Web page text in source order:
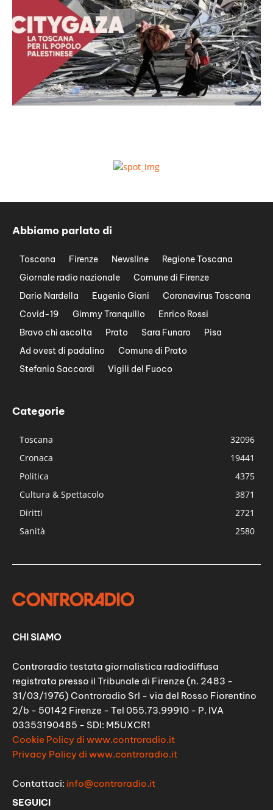
Abbiamo parlato di
Toscana Firenze Newsline
Regione Toscana
Giornale radio nazionale
Comune di Firenze
Dario Nardella
Eugenio Giani
Coronavirus Toscana
Covid-19
Gimmy Tranquillo
Enrico Rossi
Bravo chi ascolta
Prato Sara Funaro
Pisa
Ad ovest di padalino
Comune di Prato
Stefania Saccardi
Vigili del Fuoco
Categorie
Toscana
32096
Cronaca
19441
Politica
4375
Cultura & Spettacolo
3871
Diritti
2721
Sanità
2580
CHI SIAMO
Controradio testata giornalistica radiodiffusa
registrata presso il Tribunale di Firenze (n. 2483 -
31/03/1976) Controradio Srl - via del Rosso Fiorentino
2/b - 50142 Firenze - Tel 055.73.99910 - P. IVA
03353190485 - SDI: M5UXCR1
Cookie Policy di www.controradio.it
Privacy Policy di www.controradio.it
Contattaci: info@controradio.it
SEGUICI